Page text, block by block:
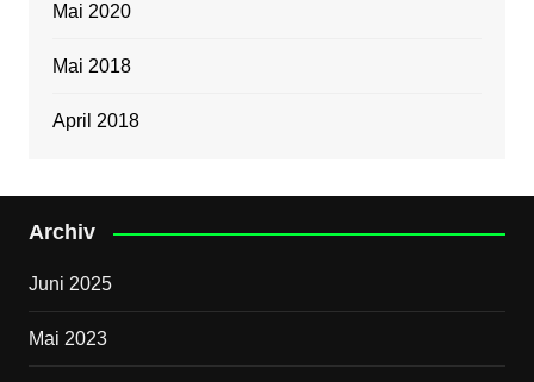
Mai 2020
Mai 2018
April 2018
Archiv
Juni 2025
Mai 2023